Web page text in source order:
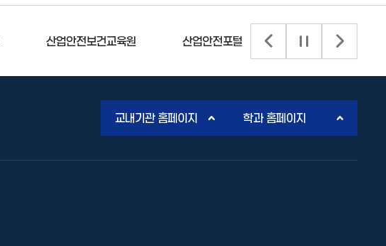
산업안전보건교육원 산업안전포털 산업안전보건공단
배너 이전 슬라이드
배너 슬라이드 정
배너 다음
교내기관 홈페이지 학과 홈페이지